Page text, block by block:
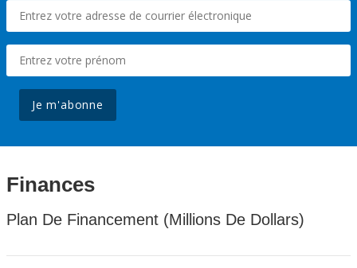
Je m'abonne
Finances
Plan De Financement (Millions De Dollars)